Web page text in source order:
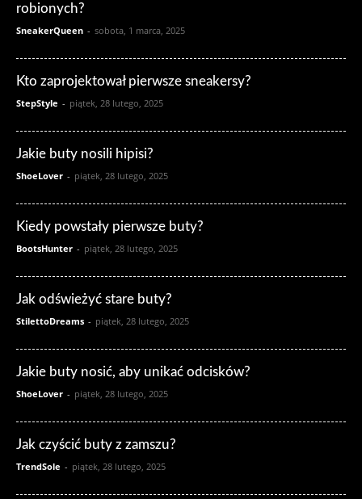
robionych?
SneakerQueen - sobota, 1 marca, 2025
Kto zaprojektował pierwsze sneakersy?
StepStyle - piątek, 28 lutego, 2025
Jakie buty nosili hipisi?
ShoeLover - piątek, 28 lutego, 2025
Kiedy powstały pierwsze buty?
BootsHunter - piątek, 28 lutego, 2025
Jak odświeżyć stare buty?
StilettoDreams - piątek, 28 lutego, 2025
Jakie buty nosić, aby unikać odcisków?
ShoeLover - piątek, 28 lutego, 2025
Jak czyścić buty z zamszu?
TrendSole - piątek, 28 lutego, 2025